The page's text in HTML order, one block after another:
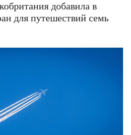
добавила в
для путешествий семь